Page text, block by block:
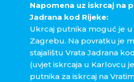
Napomena uz iskrcaj na
Jadrana kod Rijeke:
Ukrcaj putnika moguć je
Zagrebu. Na povratku je
stajalištu Vrata Jadrana
(uvjet iskrcaja u Karlovcu
putnika za iskrcaj na